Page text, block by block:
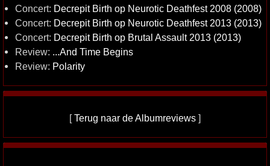
Concert: Decrepit Birth op Neurotic Deathfest 2008 (2008)
Concert: Decrepit Birth op Neurotic Deathfest 2013 (2013)
Concert: Decrepit Birth op Brutal Assault 2013 (2013)
Review: ...And Time Begins
Review: Polarity
[Terug naar de Albumreviews ]